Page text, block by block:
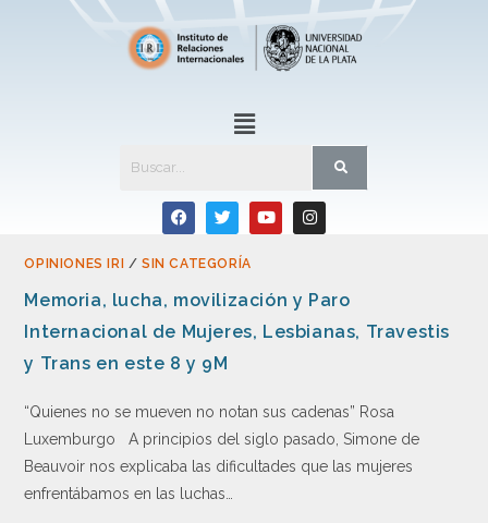
OPINIONES IRI /SIN CATEGORÍA
Memoria, lucha, movilización y Paro
Internacional de Mujeres, Lesbianas, Travestis
y Trans en este 8 y 9M
“Quienes no se mueven no notan sus cadenas” Rosa
Luxemburgo A principios del siglo pasado, Simone de
Beauvoir nos explicaba las dificultades que las mujeres
enfrentábamos en las luchas…